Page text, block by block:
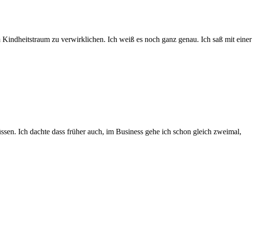
zu verwirklichen. Ich weiß es noch ganz genau. Ich saß mit einer
Ich dachte dass früher auch, im Business gehe ich schon gleich zweimal,